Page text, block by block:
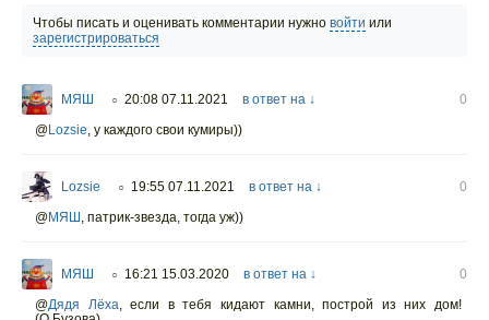
Чтобы писать и оценивать комментарии нужно войти или
зарегистрироваться
МЯШ ○ 20:08 07.11.2021 в ответ на ↓
0
@Lozsie, у каждого свои кумиры))
Lozsie ○ 19:55 07.11.2021 в ответ на ↓
0
@МЯШ , патрик-звезда, тогда уж))
МЯШ ○ 16:21 15.03.2020 в ответ на ↓
0
@Дядя Лёха,если в тебя кидают камни, построй из них дом!